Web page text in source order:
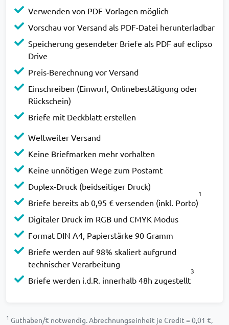
Verwenden von PDF-Vorlagen möglich
Vorschau vor Versand als PDF-Datei herunterladbar
Speicherung gesendeter Briefe als PDF auf eclipso
Drive
Preis-Berechnung vor Versand
Einschreiben (Einwurf, Onlinebestätigung oder
Rückschein)
Briefe mit Deckblatt erstellen
Weltweiter Versand
Keine Briefmarken mehr vorhalten
Keine unnötigen Wege zum Postamt
Duplex-Druck (beidseitiger Druck)
Briefe bereits ab 0,95 € versenden (inkl. Porto)
1
Digitaler Druck im RGB und CMYK Modus
Format DIN A4, Papierstärke 90 Gramm
Briefe werden auf 98% skaliert aufgrund
technischer Verarbeitung
Briefe werden i.d.R. innerhalb 48h zugestellt
3
1 Guthaben/€ notwendig. Abrechnungseinheit je Credit = 0,01 €,